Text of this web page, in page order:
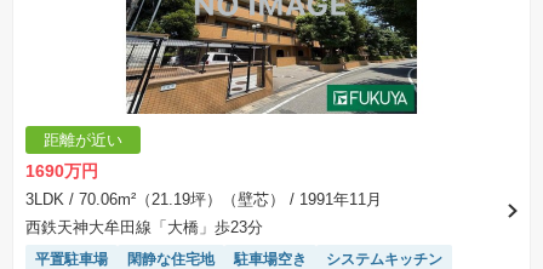
距離が近い
1690万円
3LDK / 70.06m²（21.19坪）（壁芯）
/ 1991年11月
西鉄天神大牟田線「大橋」歩23分
平置駐車場 閑静な住宅地 駐車場空き
システムキッチン